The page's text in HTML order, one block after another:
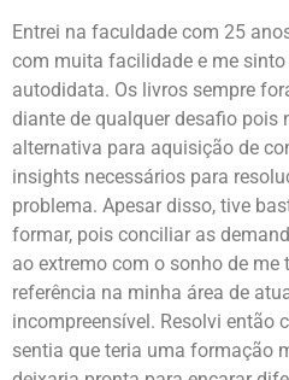
Entrei na faculdade com 25
com muita facilidade e me
autodidata. Os livros sempre
diante de qualquer desafio pois
alternativa para aquisição de
insights necessários para
problema. Apesar disso, tive
formar, pois conciliar as
ao extremo com o sonho de
referência na minha área de
incompreensível. Resolvi então
sentia que teria uma formação